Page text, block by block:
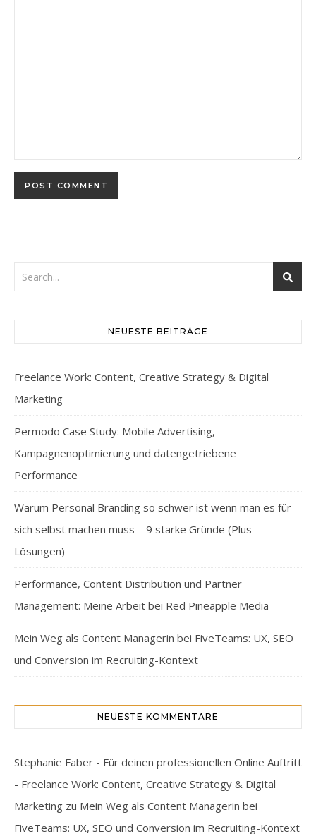
NEUESTE BEITRÄGE
Freelance Work: Content, Creative Strategy & Digital
Marketing
Permodo Case Study: Mobile Advertising,
Kampagnenoptimierung und datengetriebene
Performance
Warum Personal Branding so schwer ist wenn man es für
sich selbst machen muss – 9 starke Gründe (Plus
Lösungen)
Performance, Content Distribution und Partner
Management: Meine Arbeit bei Red Pineapple Media
Mein Weg als Content Managerin bei FiveTeams: UX, SEO
und Conversion im Recruiting-Kontext
NEUESTE KOMMENTARE
Stephanie Faber - Für deinen professionellen Online Auftritt
- Freelance Work: Content, Creative Strategy & Digital
Marketing zu Mein Weg als Content Managerin bei
FiveTeams: UX, SEO und Conversion im Recruiting-Kontext